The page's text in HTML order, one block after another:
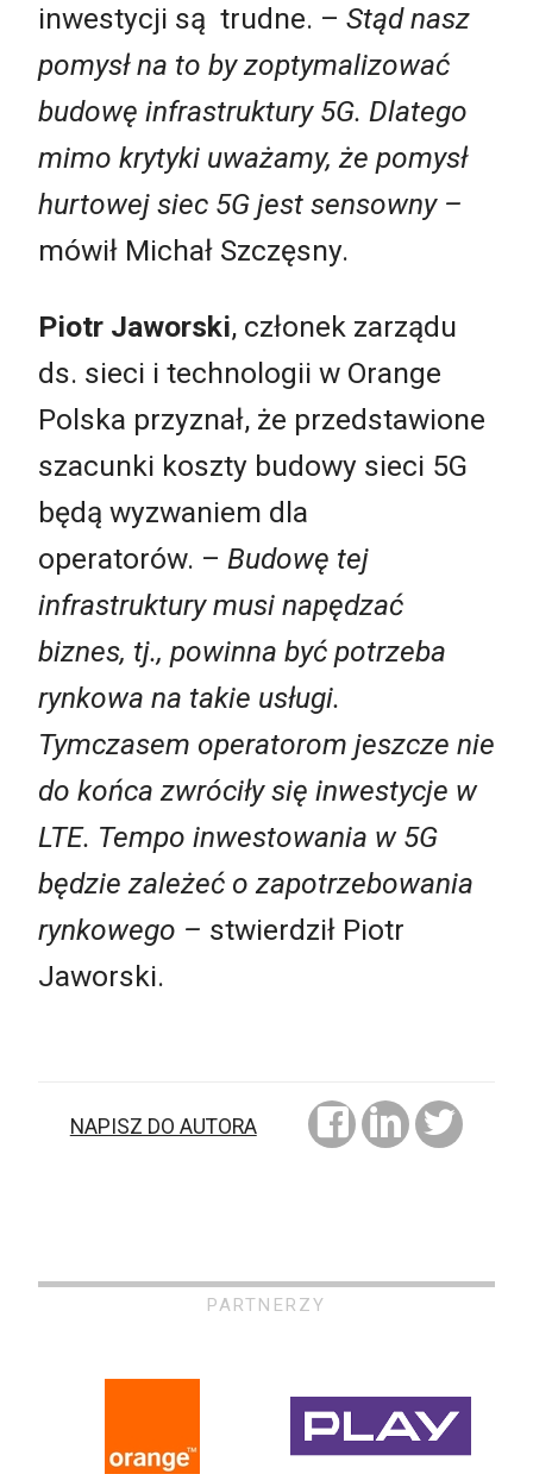
inwestycji są trudne. – Stąd nasz
pomysł na to by zoptymalizować
budowę infrastruktury 5G. Dlatego
mimo krytyki uważamy, że pomysł
hurtowej siec 5G jest sensowny –
mówił Michał Szczęsny.
Piotr Jaworski, członek zarządu
ds. sieci i technologii w Orange
Polska przyznał, że przedstawione
szacunki koszty budowy sieci 5G
będą wyzwaniem dla
operatorów. – Budowę tej
infrastruktury musi napędzać
biznes, tj., powinna być potrzeba
rynkowa na takie usługi.
Tymczasem operatorom jeszcze nie
do końca zwróciły się inwestycje w
LTE. Tempo inwestowania w 5G
będzie zależeć o zapotrzebowania
rynkowego – stwierdził Piotr
Jaworski.
NAPISZ DO AUTORA
PARTNERZY